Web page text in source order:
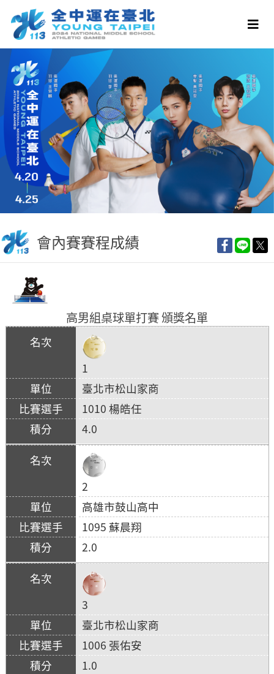
會內賽賽程成績
高男組桌球單打賽 頒獎名單
1
臺北市松山家商
1010 楊皓任
4.0
2
高雄市鼓山高中
1095 蘇晨翔
2.0
3
臺北市松山家商
1006 張佑安
1.0